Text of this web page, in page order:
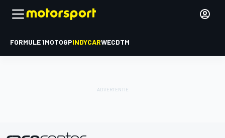
FORMULE 1MOTOGPINDYCARWECDTM